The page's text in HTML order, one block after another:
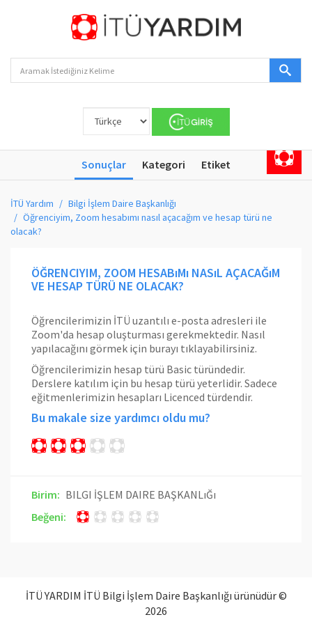
Sonuçlar Kategori Etiket
İTÜ Yardım
Bilgi İşlem Daire Başkanlığı
Öğrenciyim, Zoom hesabımı nasıl açacağım ve hesap türü ne
olacak?
ÖĞRENCIYIM, ZOOM HESABıMı NASıL AÇACAĞıM
VE HESAP TÜRÜ NE OLACAK?
Öğrencilerimizin İTÜ uzantılı e-posta adresleri ile
Zoom'da hesap oluşturması gerekmektedir. Nasıl
yapılacağını görmek için burayı tıklayabilirsiniz.
Öğrencilerimizin hesap türü Basic türündedir.
Derslere katılım için bu hesap türü yeterlidir. Sadece
eğitmenlerimizin hesapları Licenced türdendir.
Bu makale size yardımcı oldu mu?
Birim: BILGI İŞLEM DAIRE BAŞKANLıĞı
Beğeni:
İTÜ YARDIM İTÜ Bilgi İşlem Daire Başkanlığı ürünüdür ©
2026